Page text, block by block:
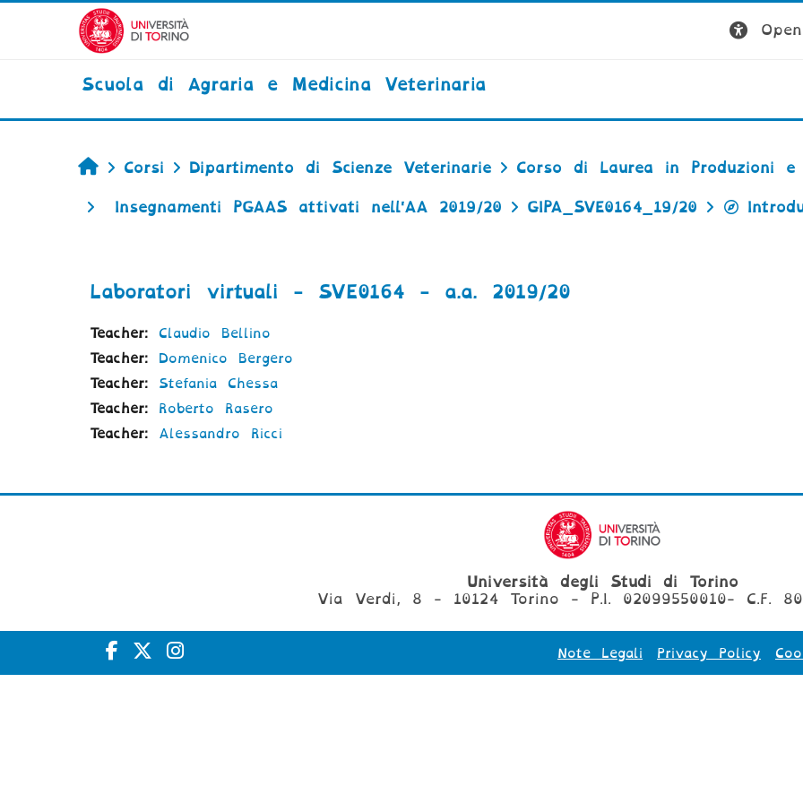
Vai al contenuto principale
Scuola di Agraria e Medicina Veterinaria
Home
Corsi Dipartimento di Scienze Veterinarie Corso di Laurea in Produzioni e
Insegnamenti PGAAS attivati nell'AA 2019/20 GIPA_SVE0164_19/20
Laboratori virtuali - SVE0164 - a.a. 2019/20
Teacher: Claudio Bellino
Teacher: Domenico Bergero
Teacher: Stefania Chessa
Teacher: Roberto Rasero
Teacher: Alessandro Ricci
Università degli Studi di Torino
Via Verdi, 8 - 10124 Torino - P.I. 02099550010- C.F.
Note Legali Privacy Policy